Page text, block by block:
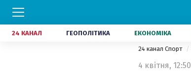
24 КАНАЛ ГЕОПОЛІТИКА ЕКОНОМІКА
24 канал Спорт
4 квітня, 12:50